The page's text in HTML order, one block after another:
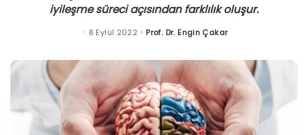
iyileşme süreci açısından farklılık oluşur.
8 Eylül 2022 Posted
Prof. Dr. Engin Çakar